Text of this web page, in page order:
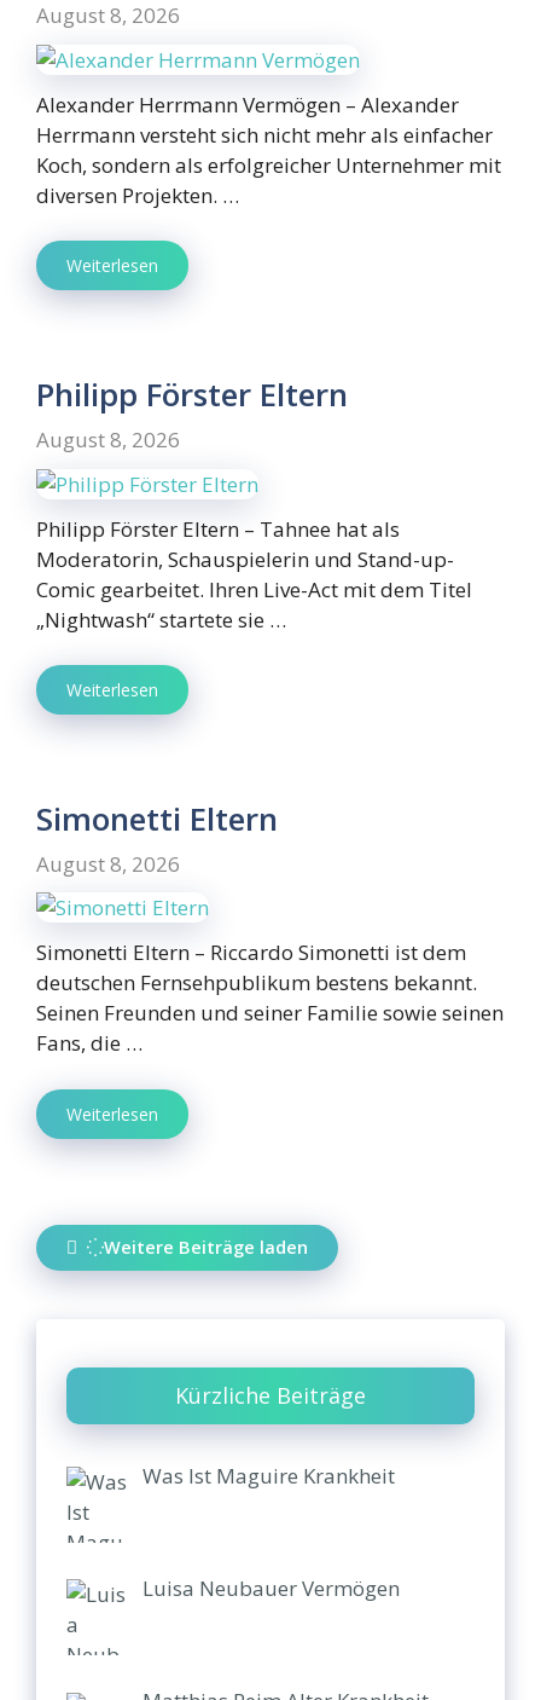
August 8, 2026
Alexander Herrmann Vermögen – Alexander
Herrmann versteht sich nicht mehr als einfacher
Koch, sondern als erfolgreicher Unternehmer mit
diversen Projekten. …
Weiterlesen
Philipp Förster Eltern
August 8, 2026
Philipp Förster Eltern – Tahnee hat als
Moderatorin, Schauspielerin und Stand-up-
Comic gearbeitet. Ihren Live-Act mit dem Titel
„Nightwash“ startete sie …
Weiterlesen
Simonetti Eltern
August 8, 2026
Simonetti Eltern – Riccardo Simonetti ist dem
deutschen Fernsehpublikum bestens bekannt.
Seinen Freunden und seiner Familie sowie seinen
Fans, die …
Weiterlesen
Weitere Beiträge laden
Kürzliche Beiträge
Was Ist Maguire Krankheit
Luisa Neubauer Vermögen